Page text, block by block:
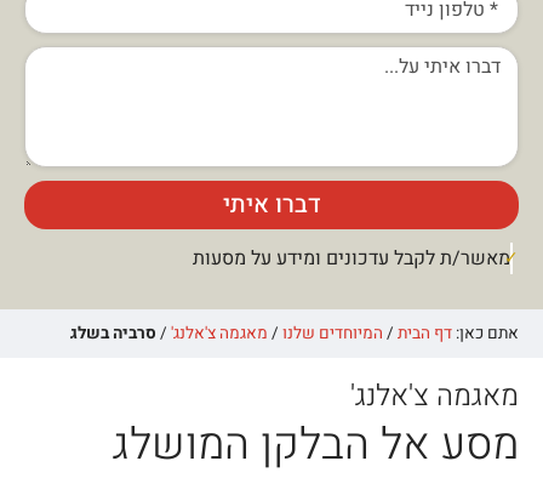
מאשר/ת לקבל עדכונים ומידע על מסעות
דברו איתי
אתם כאן: דף הבית / המיוחדים שלנו / מאגמה צ'אלנג' / סרביה בשלג
מאגמה צ'אלנג'
מסע אל הבלקן המושלג